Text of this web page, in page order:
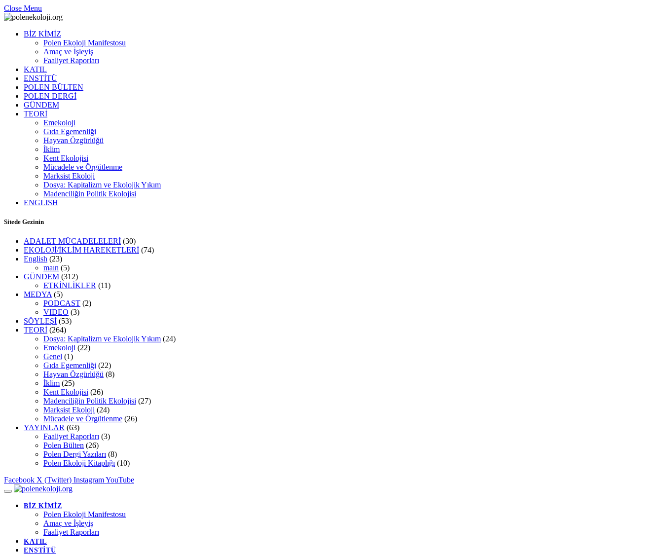
Close Menu
BİZ KİMİZ
Polen Ekoloji Manifestosu
Amaç ve İşleyiş
Faaliyet Raporları
KATIL
ENSTİTÜ
POLEN BÜLTEN
POLEN DERGİ
GÜNDEM
TEORİ
Emekoloji
Gıda Egemenliği
Hayvan Özgürlüğü
İklim
Kent Ekolojisi
Mücadele ve Örgütlenme
Marksist Ekoloji
Dosya: Kapitalizm ve Ekolojik Yıkım
Madenciliğin Politik Ekolojisi
ENGLISH
Sitede Gezinin
ADALET MÜCADELELERİ (30)
EKOLOJİ/İKLİM HAREKETLERİ (74)
English (23)
maın (5)
GÜNDEM (312)
ETKİNLİKLER (11)
MEDYA (5)
PODCAST (2)
VIDEO (3)
SÖYLEŞİ (53)
TEORİ (264)
Dosya: Kapitalizm ve Ekolojik Yıkım (24)
Emekoloji (22)
Genel (1)
Gıda Egemenliği (22)
Hayvan Özgürlüğü (8)
İklim (25)
Kent Ekolojisi (26)
Madenciliğin Politik Ekolojisi (27)
Marksist Ekoloji (24)
Mücadele ve Örgütlenme (26)
YAYINLAR (63)
Faaliyet Raporları (3)
Polen Bülten (26)
Polen Dergi Yazıları (8)
Polen Ekoloji Kitaplığı (10)
Facebook X (Twitter) InstagramYouTube
BİZ KİMİZ
Polen Ekoloji Manifestosu
Amaç ve İşleyiş
Faaliyet Raporları
KATIL
ENSTİTÜ